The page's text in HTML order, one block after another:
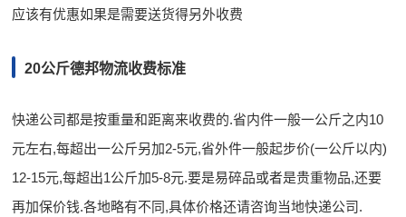
应该有优惠如果是需要送货得另外收费
20公斤德邦物流收费标准
快递公司都是按重量和距离来收费的.省内件一般一公斤之内10
元左右,每超出一公斤另加2-5元,省外件一般起步价(一公斤以内)
12-15元,每超出1公斤加5-8元.要是易碎品或者是贵重物品,还要
再加保价钱.各地略有不同,具体价格还请咨询当地快递公司.